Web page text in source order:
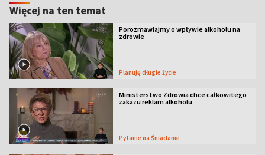
Więcej na ten temat
Porozmawiajmy o wpływie alkoholu na
zdrowie
Planuję długie życie
Ministerstwo Zdrowia chce całkowitego
zakazu reklam alkoholu
Pytanie na Śniadanie